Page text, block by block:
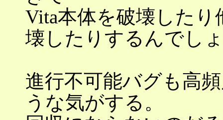
Vita本体を破壊した
壊したりするんでし
進行不可能バグも高
うな気がする。